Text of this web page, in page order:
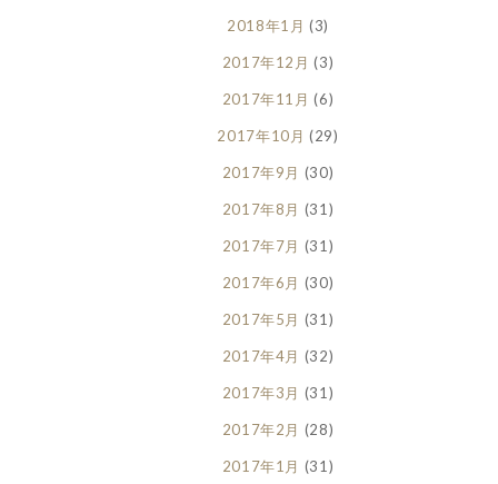
2018年1月 (3)
2017年12月 (3)
2017年11月 (6)
2017年10月 (29)
2017年9月 (30)
2017年8月 (31)
2017年7月 (31)
2017年6月 (30)
2017年5月 (31)
2017年4月 (32)
2017年3月 (31)
2017年2月 (28)
2017年1月 (31)